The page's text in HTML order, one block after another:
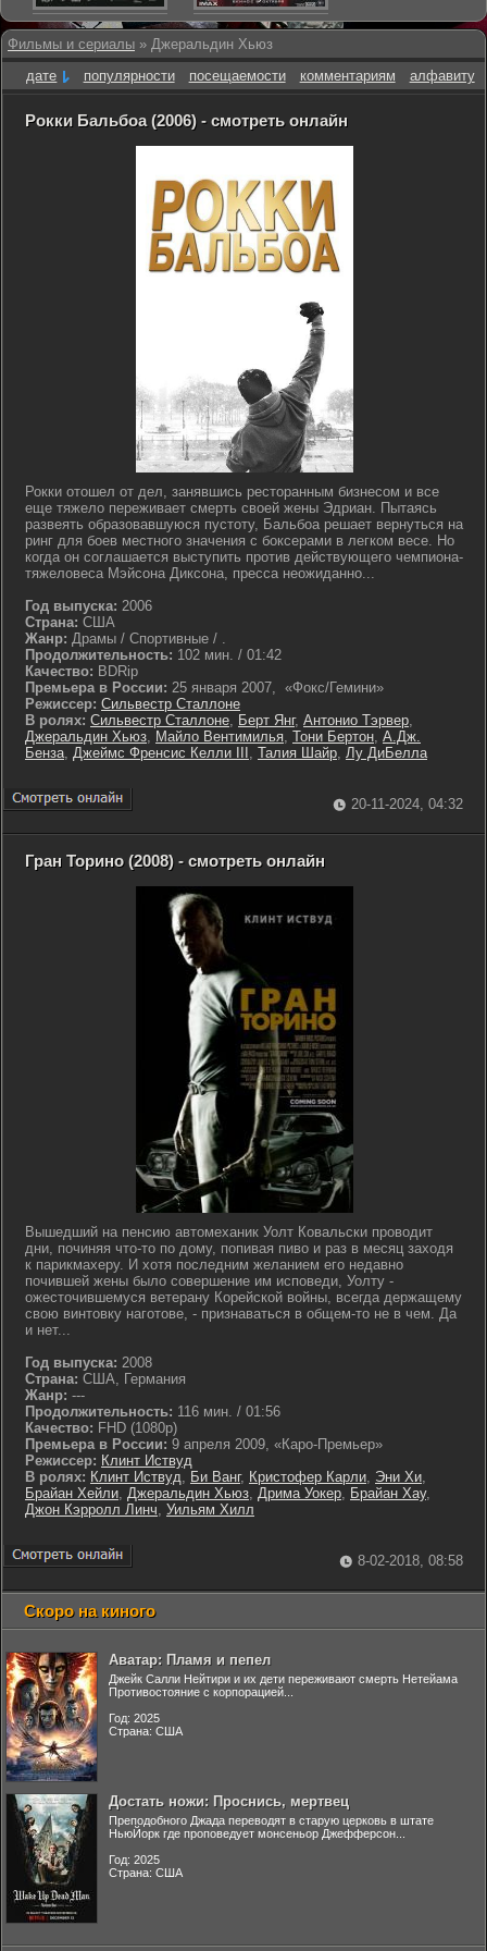
Фильмы и сериалы » Джеральдин Хьюз
дате
популярности посещаемости комментариям алфавиту
Рокки Бальбоа (2006) - смотреть онлайн
Рокки отошел от дел, занявшись ресторанным бизнесом и все
еще тяжело переживает смерть своей жены Эдриан. Пытаясь
развеять образовавшуюся пустоту, Бальбоа решает вернуться на
ринг для боев местного значения с боксерами в легком весе. Но
когда он соглашается выступить против действующего чемпиона-
тяжеловеса Мэйсона Диксона, пресса неожиданно...
Год выпуска: 2006
Страна: США
Жанр: Драмы / Спортивные / .
Продолжительность: 102 мин. / 01:42
Качество: BDRip
Премьера в России: 25 января 2007, «Фокс/Гемини»
Режиссер: Сильвестр Сталлоне
В ролях: Сильвестр Сталлоне, Берт Янг, Антонио Тэрвер,
Джеральдин Хьюз, Майло Вентимилья, Тони Бертон, А.Дж.
Бенза, Джеймс Френсис Келли III , Талия Шайр, Лу ДиБелла
20-11-2024, 04:32
Гран Торино (2008) - смотреть онлайн
Вышедший на пенсию автомеханик Уолт Ковальски проводит
дни, починяя что-то по дому, попивая пиво и раз в месяц заходя
к парикмахеру. И хотя последним желанием его недавно
почившей жены было совершение им исповеди, Уолту -
ожесточившемуся ветерану Корейской войны, всегда держащему
свою винтовку наготове, - признаваться в общем-то не в чем. Да
и нет...
Год выпуска: 2008
Страна: США, Германия
Жанр: ---
Продолжительность: 116 мин. / 01:56
Качество: FHD (1080p)
Премьера в России: 9 апреля 2009, «Каро-Премьер»
Режиссер: Клинт Иствуд
В ролях: Клинт Иствуд, Би Ванг, Кристофер Карли, Эни Хи,
Брайан Хейли, Джеральдин Хьюз, Дрима Уокер, Брайан Хау,
Джон Кэрролл Линч, Уильям Хилл
8-02-2018, 08:58
Скоро на киного
Аватар: Пламя и пепел
Джейк Салли Нейтири и их дети переживают смерть Нетейама
Противостояние с корпорацией...
Год: 2025
Страна: США
Достать ножи: Проснись, мертвец
Преподобного Джада переводят в старую церковь в штате
НьюЙорк где проповедует монсеньор Джефферсон...
Год: 2025
Страна: США